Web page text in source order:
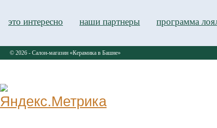
это интересно наши партнеры программа
© 2026 - Салон-магазин «Керамика в Башне»